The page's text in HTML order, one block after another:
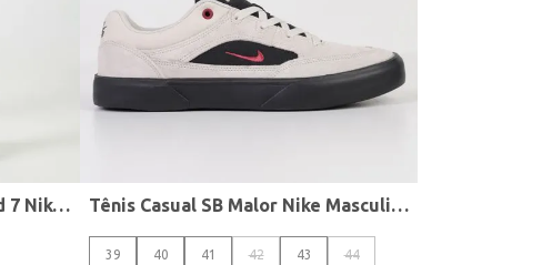
Bermuda Esportiva Unlimited 7 Nike Masculina CINZA Tênis Casual SB Malor Nike Masculino CINZA/PRETO
39 40 41 42 43 44